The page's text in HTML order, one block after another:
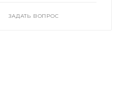
ЗАДАТЬ ВОПРОС